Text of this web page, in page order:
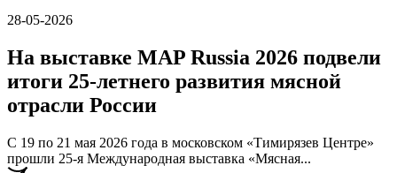
28-05-2026
На выставке MAP Russia 2026 подвели
итоги 25-летнего развития мясной
отрасли России
С 19 по 21 мая 2026 года в московском «Тимирязев Центре»
прошли 25-я Международная выставка «Мясная...